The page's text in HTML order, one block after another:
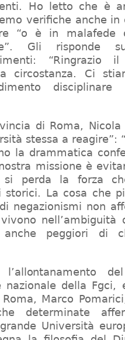
Ho letto che è
verifiche anche in
“o è in malafede
Gli risponde
circostanza. Ci
di Roma,
stessa a reagire”:
la drammatica
missione è
perda la forza
storici. La cosa che
negazionismi non
nell’ambiguità
anche peggiori di
nazionale della
Marco
determinate
Università